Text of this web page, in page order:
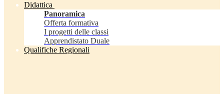
Didattica
Panoramica
Offerta formativa
I progetti delle classi
Apprendistato Duale
Qualifiche Regionali